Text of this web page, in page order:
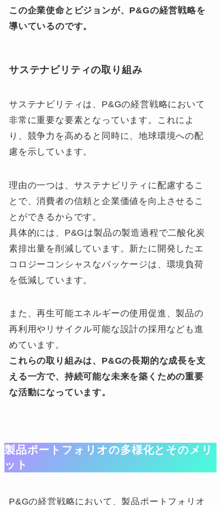
この企業使命とビジョンが、P&Gの経営戦略を
導いているのです。
サステナビリティの取り組み
サステナビリティは、P&Gの経営戦略において
非常に重要な要素となっています。これによ
り、競争力を高めると同時に、地球環境への配
慮を示しています。
理由の一つは、サステナビリティに配慮するこ
とで、消費者の信頼と企業価値を向上させるこ
とができるからです。
具体的には、P&Gは製品の製造過程で二酸化炭
素排出量を削減しています。新たに開発したエ
コロジーコンシャスなパッケージは、環境負荷
を低減しています。
また、再生可能エネルギーの使用促進、製品の
再利用やリサイクル可能な設計の採用なども進
めています。
これらの取り組みは、P&Gの長期的な成長を支
える一方で、持続可能な未来を築くための重要
な活動になっています。
製品ポートフォリオの多様化とそのメリ
ット
P&Gの経営戦略において、製品ポートフォリオ